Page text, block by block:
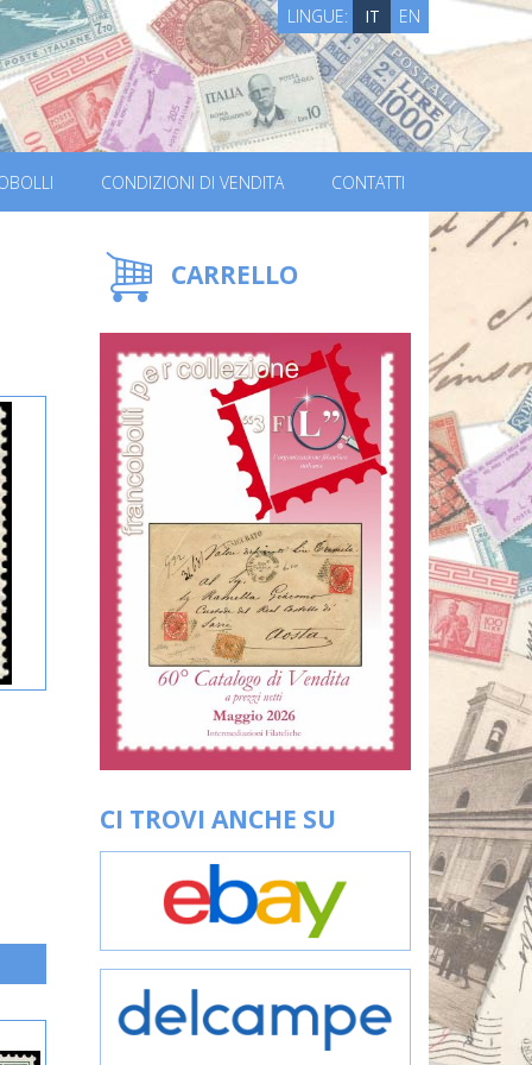
LINGUE: IT EN
CONDIZIONI DI VENDITA CONTATTI
CARRELLO
CI TROVI ANCHE SU